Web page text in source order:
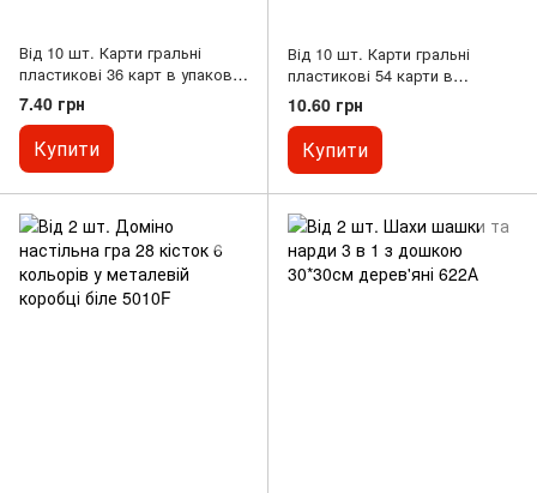
Від 10 шт. Карти гральні
пластикові 36 карт в упаковці
360г
7.40 грн
Купити
Від 10 шт. Карти гральні
пластикові 54 карти в
упаковці 360г
10.60 грн
Купити